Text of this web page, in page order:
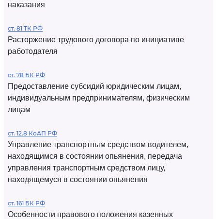
наказания
ст. 81 ТК РФ
Расторжение трудового договора по инициативе
работодателя
ст. 78 БК РФ
Предоставление субсидий юридическим лицам,
индивидуальным предпринимателям, физическим
лицам
ст. 12.8 КоАП РФ
Управление транспортным средством водителем,
находящимся в состоянии опьянения, передача
управления транспортным средством лицу,
находящемуся в состоянии опьянения
ст. 161 БК РФ
Особенности правового положения казенных